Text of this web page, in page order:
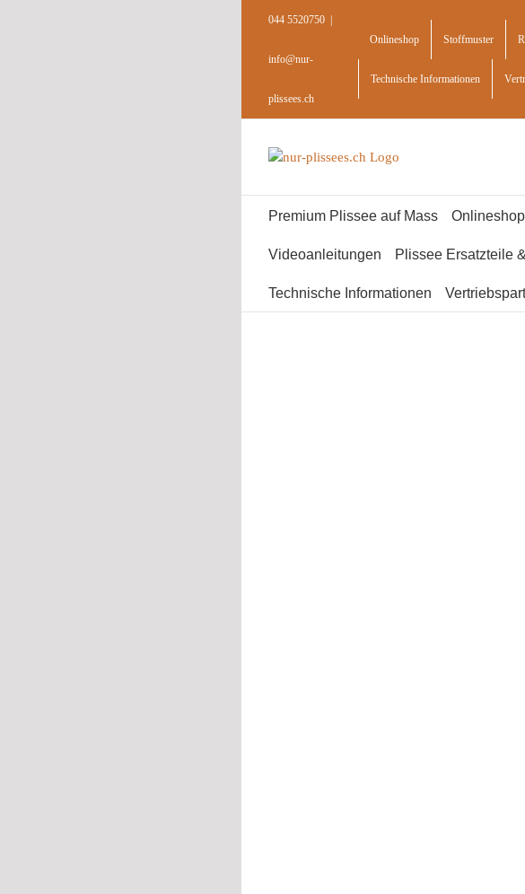
044 5520750
info@nur-
plissees.ch
Onlineshop Stoffmuster
Technische Informationen
Premium Plissee auf Mass Onlineshop
Videoanleitungen Plissee Ersatzteile
Technische Informationen